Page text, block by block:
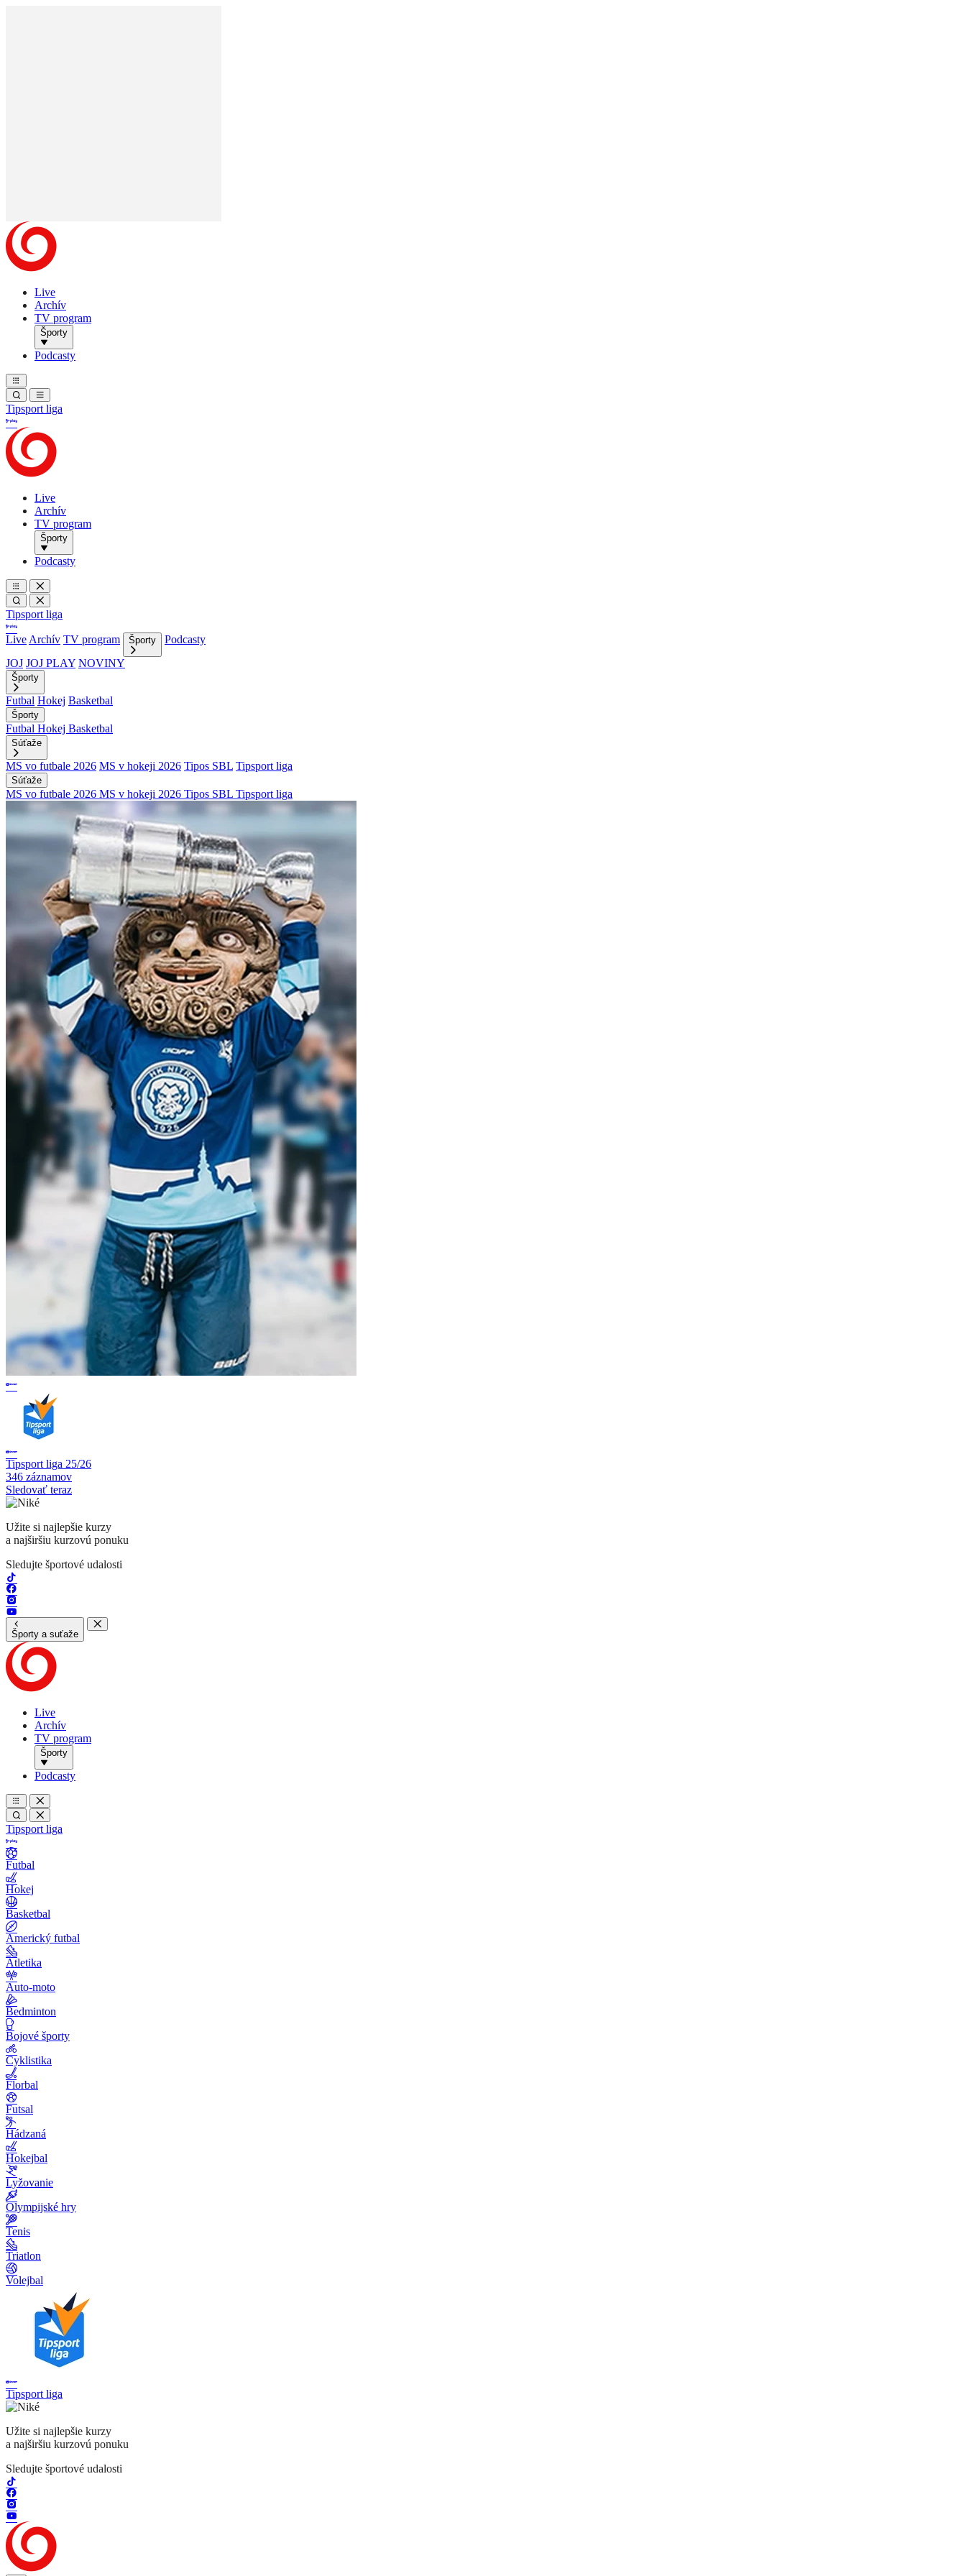
Live
Archív
TV program
Športy
Podcasty
Tipsport liga
Live
Archív
TV program
Športy
Podcasty
Tipsport liga
Live Archív TV program Športy
Podcasty
JOJ JOJ PLAY NOVINY
Športy
Futbal Hokej Basketbal
Športy
Futbal Hokej Basketbal
Súťaže
MS vo futbale 2026 MS v hokeji 2026 Tipos SBL Tipsport liga
Súťaže
MS vo futbale 2026 MS v hokeji 2026 Tipos SBL Tipsport liga
Tipsport liga 25/26
346 záznamov
Sledovať teraz
Užite si najlepšie kurzy
a najširšiu kurzovú ponuku
Sledujte športové udalosti
Športy a suťaže
Live
Archív
TV program
Športy
Podcasty
Tipsport liga
Futbal
Hokej
Basketbal
Americký futbal
Atletika
Auto-moto
Bedminton
Bojové športy
Cyklistika
Florbal
Futsal
Hádzaná
Hokejbal
Lyžovanie
Olympijské hry
Tenis
Triatlon
Volejbal
Tipsport liga
Užite si najlepšie kurzy
a najširšiu kurzovú ponuku
Sledujte športové udalosti